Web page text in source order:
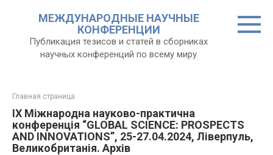
МЕЖДУНАРОДНЫЕ НАУЧНЫЕ
КОНФЕРЕНЦИИ
Публикация тезисов и статей в сборниках
научных конференций по всему миру
Главная страница
IX Міжнародна науково-практична
конференція “GLOBAL SCIENCE: PROSPECTS
AND INNOVATIONS”, 25-27.04.2024, Ліверпуль,
Великобританія. Архів